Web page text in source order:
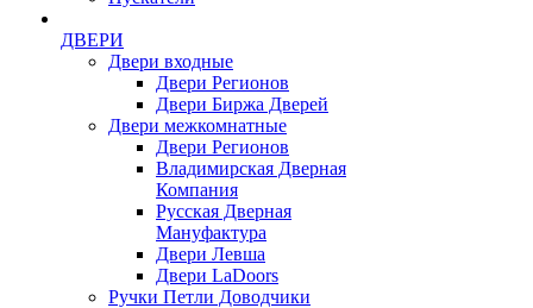
ДВЕРИ
Двери входные
Двери Регионов
Двери Биржа Дверей
Двери межкомнатные
Двери Регионов
Владимирская Дверная
Компания
Русская Дверная
Мануфактура
Двери Левша
Двери LaDoors
Ручки Петли Доводчики